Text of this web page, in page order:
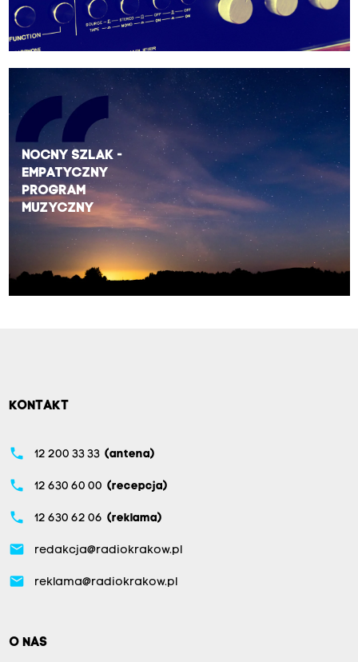
Nocny Szlak -
Empatyczny
Program
Muzyczny
KONTAKT
phone 12 200 33 33 (antena)
phone 12 630 60 00 (recepcja)
phone 12 630 62 06 (reklama)
email redakcja@radiokrakow.pl
email reklama@radiokrakow.pl
O NAS